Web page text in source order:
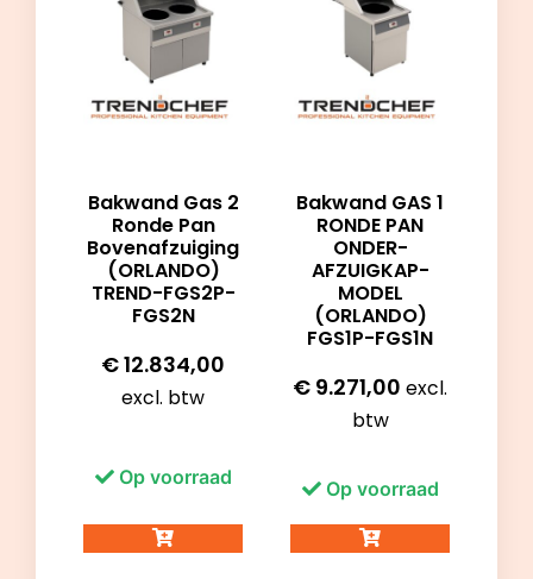
Bakwand Gas 2
Ronde Pan
Bovenafzuiging
(ORLANDO)
TREND-FGS2P-
FGS2N
€12.834,00
excl. btw
Op voorraad
Bakwand GAS 1
RONDE PAN
ONDER-
AFZUIGKAP-
MODEL
(ORLANDO)
FGS1P-FGS1N
€ 9.271,00 excl.
btw
Op voorraad